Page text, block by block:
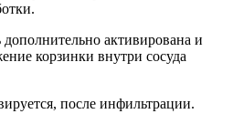
активирована и
корзинки внутри сосуда
после инфильтрации.